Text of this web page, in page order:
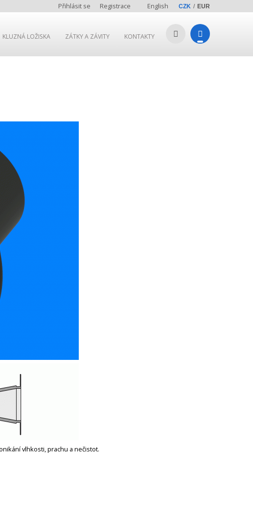
Přihlásit se Registrace English CZK EUR
KLUZNÁ LOŽISKA ZÁTKY A ZÁVITY KONTAKTY
vlhkosti, prachu a nečistot.